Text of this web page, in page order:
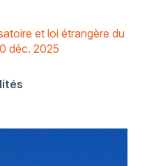
et loi étrangère du
déc. 2025